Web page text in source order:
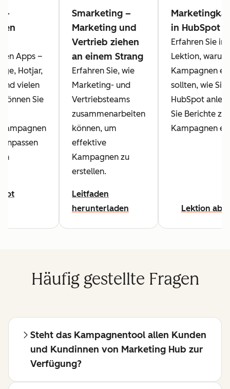
Apps –
Hotjar,
vielen
Sie
Smarketing –
Marketing und
Vertrieb ziehen
an einem Strang
Erfahren Sie, wie
Marketing- und
Vertriebsteams
zusammenarbeiten
können, um
effektive
Kampagnen zu
erstellen.
Leitfaden
herunterladen
in HubSpot
Erfahren Sie in
Lektion,
Kampagnen
sollten, wie Sie
HubSpot
Sie Berichte zu
Kampagnen
Lektion
Häufig gestellte Fragen
Steht das Kampagnentool allen Kunden
und Kundinnen von Marketing Hub zur
Verfügung?